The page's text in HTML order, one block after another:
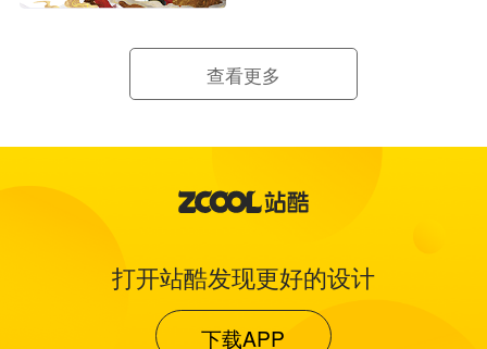
查看更多
打开站酷发现更好的设计
下载APP